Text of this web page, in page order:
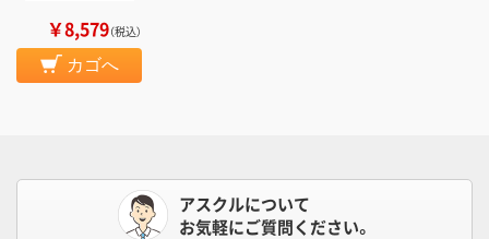
￥8,579（税込）
カゴへ
アスクルについて
お気軽にご質問ください。